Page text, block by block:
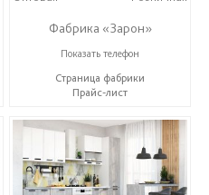
Фабрика «Зарон»
+7 (8412) 21-50-66
Показать телефон
Страница фабрики
Прайс-лист